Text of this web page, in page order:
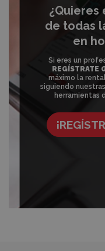
¿Quieres
de todas
en
Si eres un
REGÍSTRATE
máximo la
siguiendo
herramientas